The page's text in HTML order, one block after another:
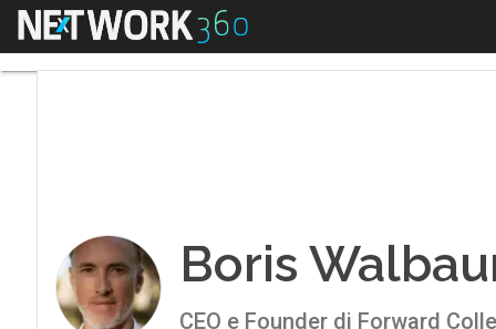
Menu
Boris
CEO e Founder di Forward